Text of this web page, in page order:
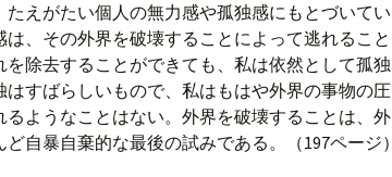
えがたい個人の無力感や孤独感にもとづいてい
、その外界を破壊することによって逃れること
除去することができても、私は依然として孤独
すばらしいもので、私はもはや外界の事物の圧
ようなことはない。外界を破壊することは、外
自暴自棄的な最後の試みである。（197ページ）